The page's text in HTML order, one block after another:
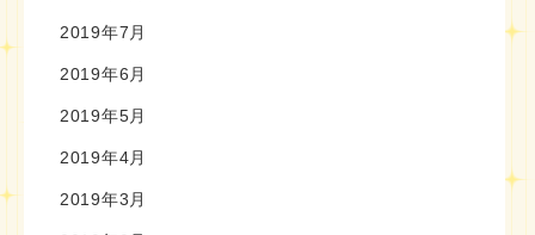
2019年7月
2019年6月
2019年5月
2019年4月
2019年3月